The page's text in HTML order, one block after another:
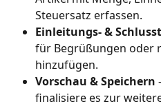
Steuersatz erfassen.
Einleitungs- &
für Begrüßungen oder
hinzufügen.
Vorschau & Speichern
finalisiere es zur